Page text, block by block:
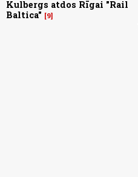
Kulbergs atdos Rīgai "Rail
Baltica"
9